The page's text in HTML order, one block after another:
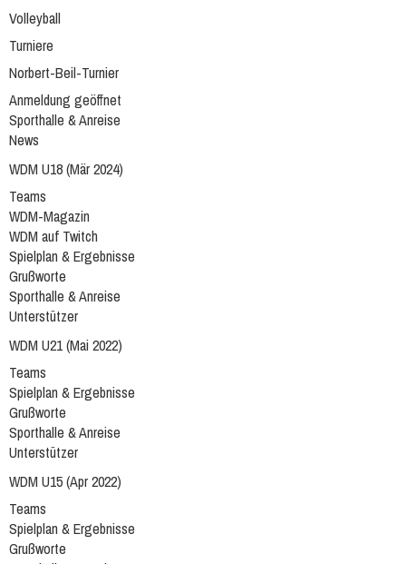
Volleyball
Turniere
Norbert-Beil-Turnier
Anmeldung geöffnet
Sporthalle & Anreise
News
WDM U18 (Mär 2024)
Teams
WDM-Magazin
WDM auf Twitch
Spielplan & Ergebnisse
Grußworte
Sporthalle & Anreise
Unterstützer
WDM U21 (Mai 2022)
Teams
Spielplan & Ergebnisse
Grußworte
Sporthalle & Anreise
Unterstützer
WDM U15 (Apr 2022)
Teams
Spielplan & Ergebnisse
Grußworte